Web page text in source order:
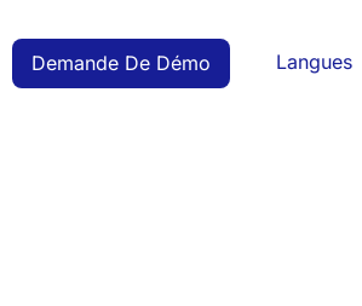
Demande De Démo Langues